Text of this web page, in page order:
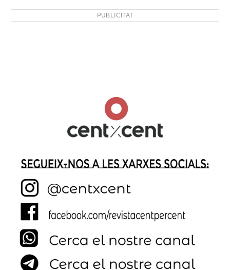
PUBLICITAT